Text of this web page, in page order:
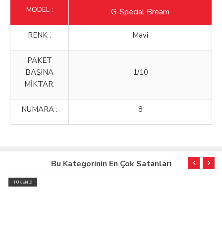
MODEL : G-Special Bream
RENK : Mavi
PAKET
BAŞINA
MİKTAR:
1/10
NUMARA : 8
Bu Kategorinin En Çok Satanları
TÜKENDİ